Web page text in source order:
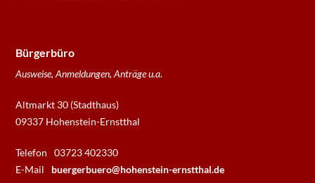
Bürgerbüro
Ausweise, Anmeldungen, Anträge u.a.
Altmarkt 30 (Stadthaus)
09337 Hohenstein-Ernstthal
Telefon
03723 402330
E-Mail
buergerbuero@hohenstein-ernstthal.de